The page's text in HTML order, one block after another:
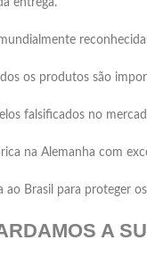
entrega.
os produtos são
falsificados no
na Alemanha com
ao Brasil para
A